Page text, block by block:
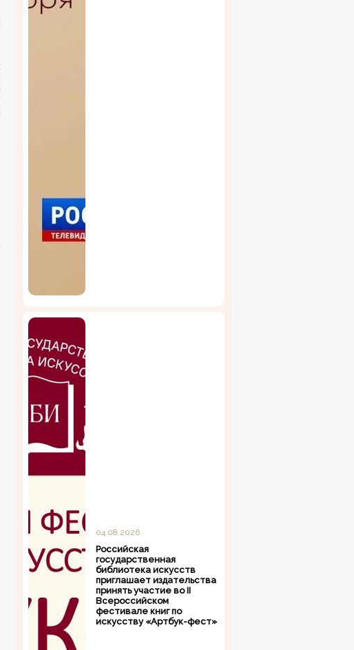
04.08.2026
Российская
государственная
библиотека искусств
приглашает издательства
принять участие во II
Всероссийском
фестивале книг по
искусству «Артбук-фест»